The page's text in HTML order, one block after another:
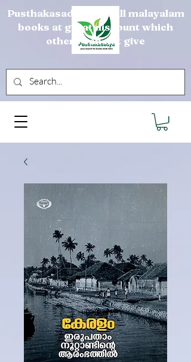
Pusthakasadya sells all malayalam
books at great discount which
others can not give